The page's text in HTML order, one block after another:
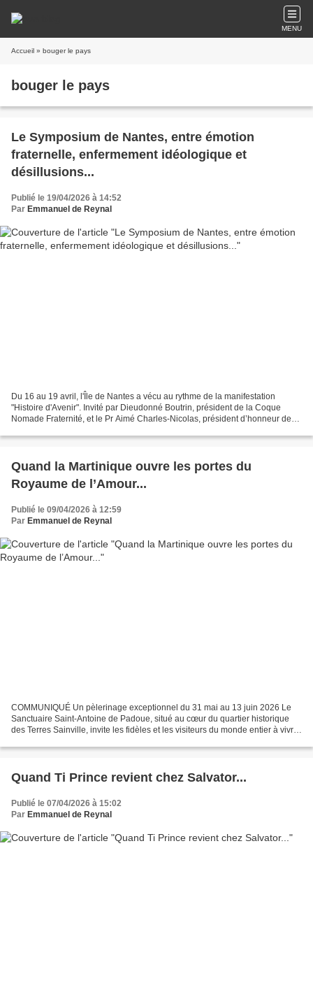
MENU
Accueil » bouger le pays
bouger le pays
Le Symposium de Nantes, entre émotion
fraternelle, enfermement idéologique et
désillusions...
Publié le 19/04/2026 à 14:52
Par Emmanuel de Reynal
Du 16 au 19 avril, l'Île de Nantes a vécu au rythme de la manifestation
"Histoire d'Avenir". Invité par Dieudonné Boutrin, président de la Coque
Nomade Fraternité, et le Pr Aimé Charles-Nicolas, président d’honneur de
Quand la Martinique ouvre les portes du
Royaume de l’Amour...
Publié le 09/04/2026 à 12:59
Par Emmanuel de Reynal
COMMUNIQUÉ Un pèlerinage exceptionnel du 31 mai au 13 juin 2026 Le
Sanctuaire Saint-Antoine de Padoue, situé au cœur du quartier historique
des Terres Sainville, invite les fidèles et les visiteurs du monde entier à vivre
Quand Ti Prince revient chez Salvator...
Publié le 07/04/2026 à 15:02
Par Emmanuel de Reynal